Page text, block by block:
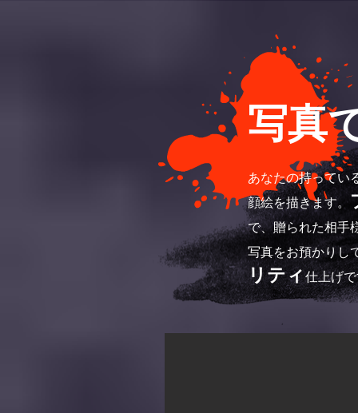
写真
あなたの持ってい
顔絵を描きます。
で、贈られた相手
写真をお預かりし
リティ仕上げ